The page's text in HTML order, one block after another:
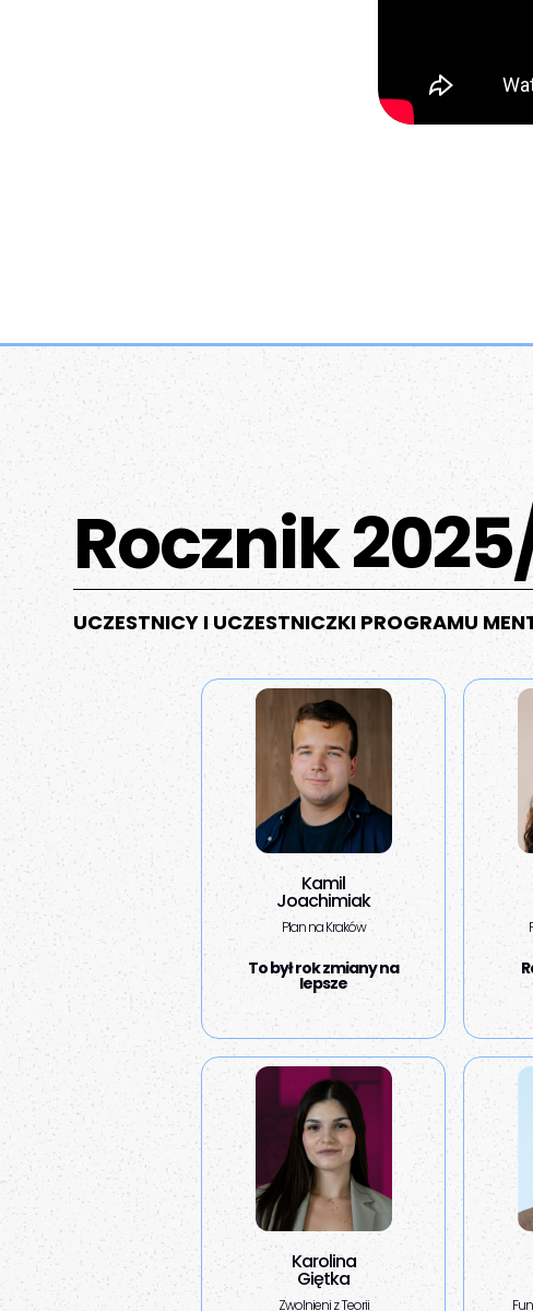
Rocznik
UCZESTNICY I UCZESTNICZKI PROGRAMU
Kamil
Joachimiak
Plan na Kraków
To był rok zmiany na
lepsze
Karolina
Giętka
Zwolnieni z Teorii